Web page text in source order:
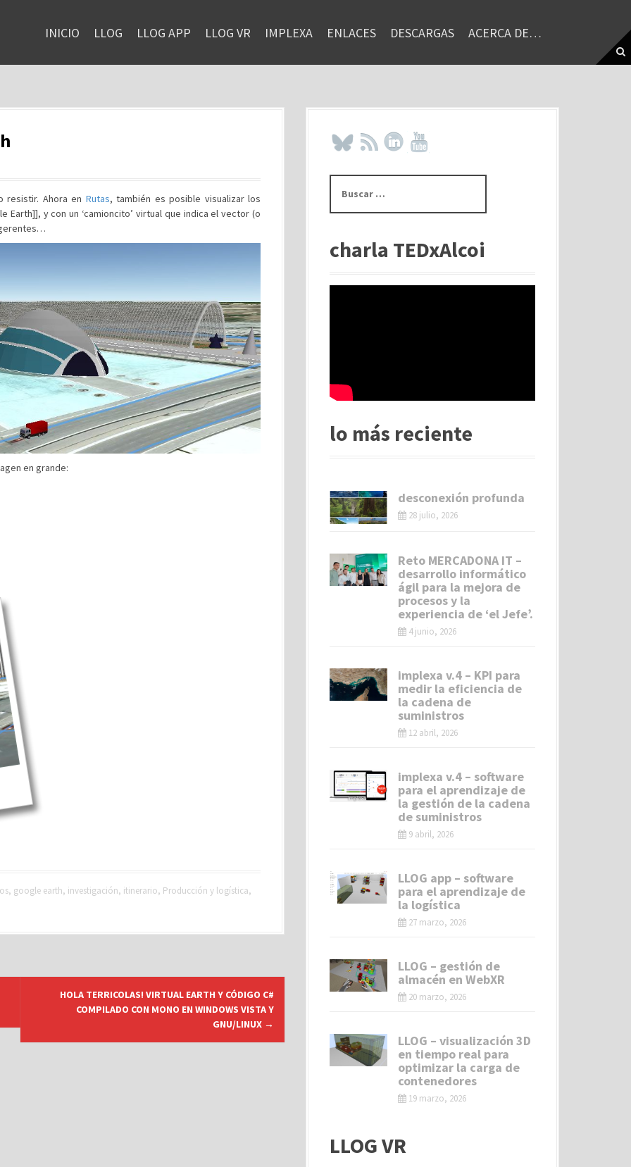
INICIO LLOG LLOG APP LLOG VR IMPLEXA ENLACES DESCARGAS ACERCA DE…
resistir. Ahora en Rutas, también es posible visualizar los
y con un ‘camioncito’ virtual que indica el vector (o
en grande:
, google earth, investigación, itinerario, Producción y logística,
HOLA TERRICOLAS! VIRTUAL EARTH Y CÓDIGO C#
COMPILADO CON MONO EN WINDOWS VISTA Y
GNU/LINUX →
s
rcharla TEDxAlcoi
lo más reciente
desconexión profunda
28 julio, 2026
Reto MERCADONA IT –
desarrollo informático
ágil para la mejora de
procesos y la
experiencia de ‘el Jefe’.
4 junio, 2026
implexa v.4 – KPI para
medir la eficiencia de
la cadena de
suministros
12 abril, 2026
implexa v.4 – software
para el aprendizaje de
la gestión de la cadena
de suministros
9 abril, 2026
LLOG app – software
para el aprendizaje de
la logística
27 marzo, 2026
LLOG – gestión de
almacén en WebXR
20 marzo, 2026
LLOG – visualización 3D
en tiempo real para
optimizar la carga de
contenedores
19 marzo, 2026
LLOG VR